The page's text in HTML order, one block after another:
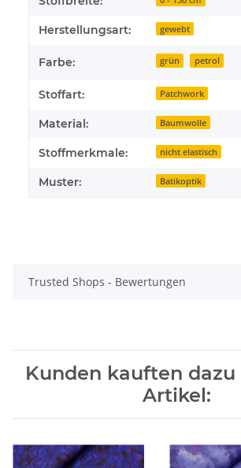
Herstellungsart: gewebt
Farbe: grün petrol
Stoffart: Patchwork
Material: Baumwolle
Stoffmerkmale: nicht elastisch
Muster: Batikoptik
Trusted Shops - Bewertungen
Kunden kauften
Artikel: